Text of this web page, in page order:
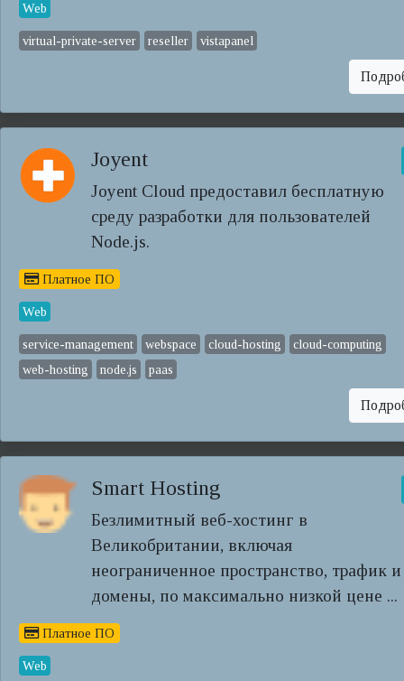
Web
virtual-private-server reseller vistapanel
Joyent
Joyent Cloud предоставил бесплатную
среду разработки для пользователей
Node.js.
Платное ПО
Web
service-management webspace cloud-hosting
cloud-computing
web-hosting
node.js paas
Smart Hosting
Безлимитный веб-хостинг в
Великобритании, включая
неограниченное пространство, трафик и
домены, по максимально низкой цене ...
Платное ПО
Web